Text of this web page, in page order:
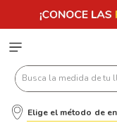
Busca la medida
Elige el método de